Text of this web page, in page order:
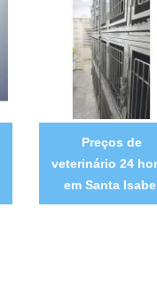
Preços de
veterinário 24
em Santa